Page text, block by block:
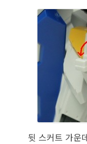
뒷 스커트 가운